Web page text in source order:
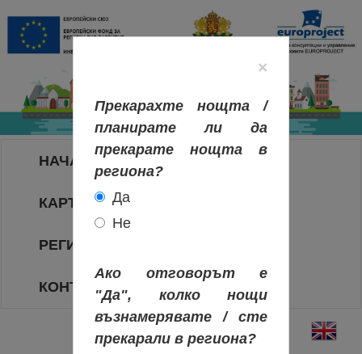
НАЧАЛО
КАРТА НА РЕГИОНИТЕ
РЕГИОНИ
КОНТАКТИ
×
Прекарахте нощта /
планирате ли да
прекарате нощта в
региона?
Да
Не
Ако отговорът е
"Да", колко нощи
възнамерявате / сте
прекарали в региона?